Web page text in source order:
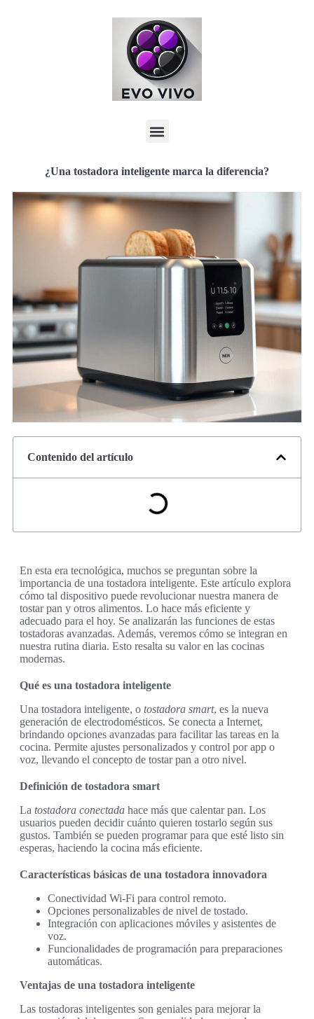
¿Una tostadora inteligente marca la diferencia?
Contenido del artículo
En esta era tecnológica, muchos se preguntan sobre la
importancia de una tostadora inteligente. Este artículo explora
cómo tal dispositivo puede revolucionar nuestra manera de
tostar pan y otros alimentos. Lo hace más eficiente y
adecuado para el hoy. Se analizarán las funciones de estas
tostadoras avanzadas. Además, veremos cómo se integran en
nuestra rutina diaria. Esto resalta su valor en las cocinas
modernas.
Qué es una tostadora inteligente
Una tostadora inteligente, o tostadora smart, es la nueva
generación de electrodomésticos. Se conecta a Internet,
brindando opciones avanzadas para facilitar las tareas en la
cocina. Permite ajustes personalizados y control por app o
voz, llevando el concepto de tostar pan a otro nivel.
Definición de tostadora smart
La tostadora conectada hace más que calentar pan. Los
usuarios pueden decidir cuánto quieren tostarlo según sus
gustos. También se pueden programar para que esté listo sin
esperas, haciendo la cocina más eficiente.
Características básicas de una tostadora innovadora
Conectividad Wi-Fi para control remoto.
Opciones personalizables de nivel de tostado.
Integración con aplicaciones móviles y asistentes de
voz.
Funcionalidades de programación para preparaciones
automáticas.
Ventajas de una tostadora inteligente
Las tostadoras inteligentes son geniales para mejorar la